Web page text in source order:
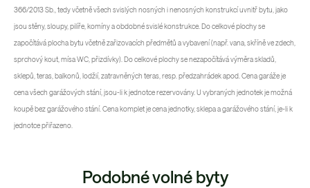
366/2013 Sb., tedy včetně všech svislých nosných i nenosných konstrukcí uvnitř bytu, jako
jsou stěny, sloupy, pilíře, komíny a obdobné svislé konstrukce. Do celkové plochy se
započítává plocha bytu včetně zařizovacích předmětů a vybavení (např. vana, skříně ve zdech,
sprchový kout, mísa WC, přizdívky). Do celkové plochy se nezapočítává výměra skladů,
sklepů, teras, balkonů, lodžií, zatravněných teras, resp. předzahrádek apod. Cena garáže je
cena všech garážových stání, jsou-li k jednotce rezervovány. U vybraných jednotek je možná
koupě bez garážového stání. Cena komplet je cena jednotky, sklepa a garážového stání, je-li k
jednotce přiřazeno.
Podobné volné byty